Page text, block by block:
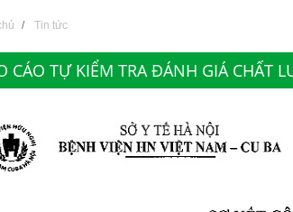
Tin tức
CÁO TỰ KIỂM TRA ĐÁNH GIÁ CHẤT